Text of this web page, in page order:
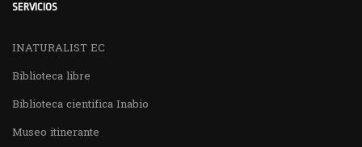
SERVICIOS
INATURALIST EC
Biblioteca libre
Biblioteca cientifica Inabio
Museo itinerante